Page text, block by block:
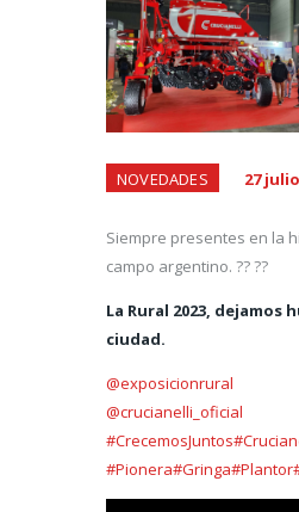
NOVEDADES 27
Siempre presentes en la
campo argentino. ?? ??
La Rural 2023, dejamos
ciudad.
@exposicionrural
@crucianelli_oficial
#CrecemosJuntos
#Pionera#Gringa#Plantor